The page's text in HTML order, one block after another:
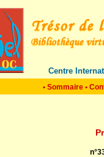
Centre
• Sommaire •